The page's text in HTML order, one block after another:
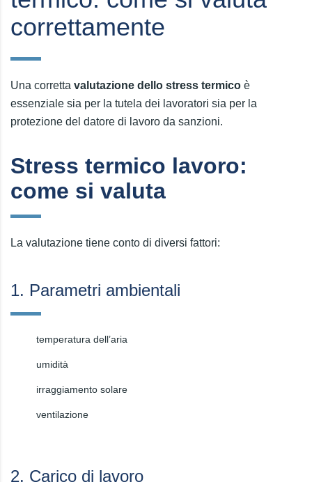
correttamente
Una corretta valutazione dello stress termico è
essenziale sia per la tutela dei lavoratori sia per la
protezione del datore di lavoro da sanzioni.
Stress termico lavoro:
come si valuta
La valutazione tiene conto di diversi fattori:
1. Parametri ambientali
temperatura dell’aria
umidità
irraggiamento solare
ventilazione
2. Carico di lavoro